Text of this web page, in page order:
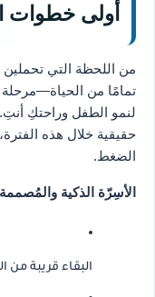
أولى خطوات
من اللحظة التي تحملين
تمامًا من الحياة—مرحلة
لنمو الطفل وراحتكِ
حقيقية خلال هذه
الضغط.
الأسِرّة الذكية
البقاء قريبة من